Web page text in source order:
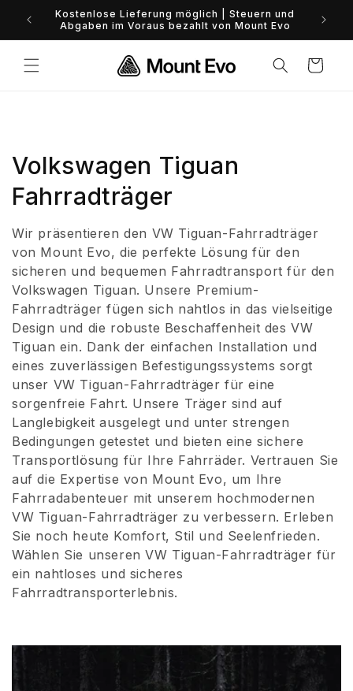
zum
Kostenlose Lieferung möglich | Steuern und
Abgaben im Voraus bezahlt von Mount Evo
0%-
Warenkorb
K
a
t
e
g
o
r
i
e
:
Volkswagen Tiguan
Fahrradträger
Wir präsentieren den VW Tiguan-Fahrradträger
von Mount Evo, die perfekte Lösung für den
sicheren und bequemen Fahrradtransport für den
Volkswagen Tiguan. Unsere Premium-
Fahrradträger fügen sich nahtlos in das vielseitige
Design und die robuste Beschaffenheit des VW
Tiguan ein. Dank der einfachen Installation und
eines zuverlässigen Befestigungssystems sorgt
unser VW Tiguan-Fahrradträger für eine
sorgenfreie Fahrt. Unsere Träger sind auf
Langlebigkeit ausgelegt und unter strengen
Bedingungen getestet und bieten eine sichere
Transportlösung für Ihre Fahrräder. Vertrauen Sie
auf die Expertise von Mount Evo, um Ihre
Fahrradabenteuer mit unserem hochmodernen
VW Tiguan-Fahrradträger zu verbessern. Erleben
Sie noch heute Komfort, Stil und Seelenfrieden.
Wählen Sie unseren VW Tiguan-Fahrradträger für
ein nahtloses und sicheres
Fahrradtransporterlebnis.